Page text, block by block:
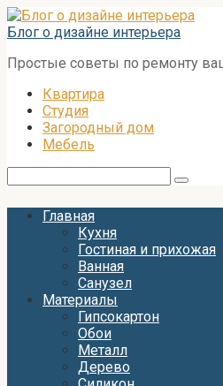
Перейти
к
Блог о дизайне интерьера
Простые советы по ремонту
Квартира
Студия
Загородный дом
Мебель
Главная
Кухня
Гостиная и прихожая
Ванная
Санузел
Материалы
Гипсокартон
Обои
Металл
Дерево